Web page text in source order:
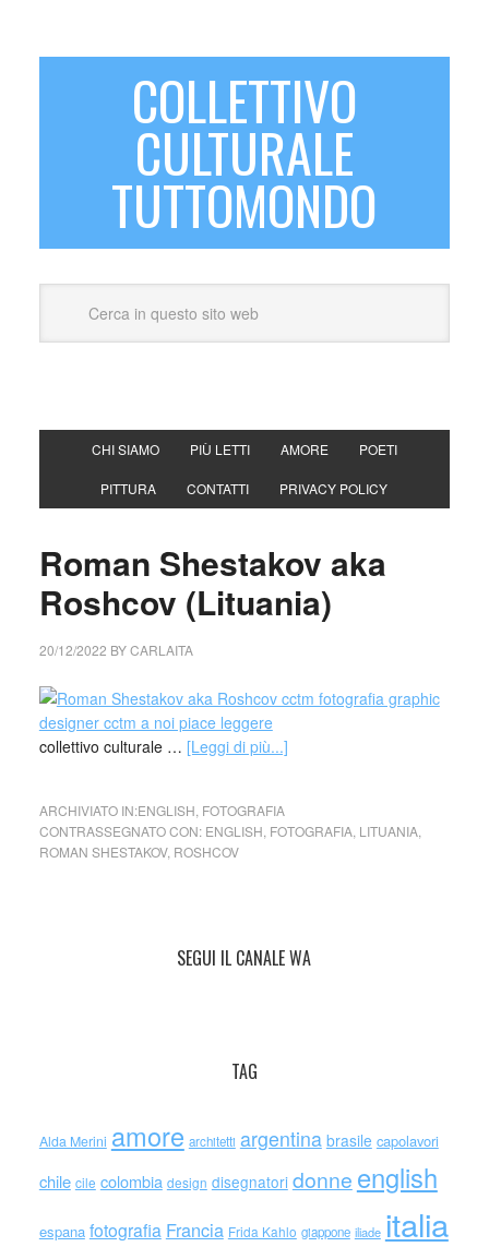
COLLETTIVO
CULTURALE
TUTTOMONDO
CHI SIAMO PIÙ LETTI AMORE POETI
PITTURA CONTATTI PRIVACY POLICY
Roman Shestakov aka
Roshcov (Lituania)
20/12/2022 BYCARLAITA
collettivo culturale … [Leggi di più...]
ARCHIVIATO IN:ENGLISH FOTOGRAFIA
CONTRASSEGNATO CON: ENGLISH FOTOGRAFIA, LITUANIA,
ROMAN SHESTAKOV, ROSHCOV
SEGUI IL CANALE WA
TAG
Alda Merini amore architetti argentina brasile capolavori
chile cile colombia design disegnatori donne english
espana fotografia Francia Frida Kahlo giappone iliade italia